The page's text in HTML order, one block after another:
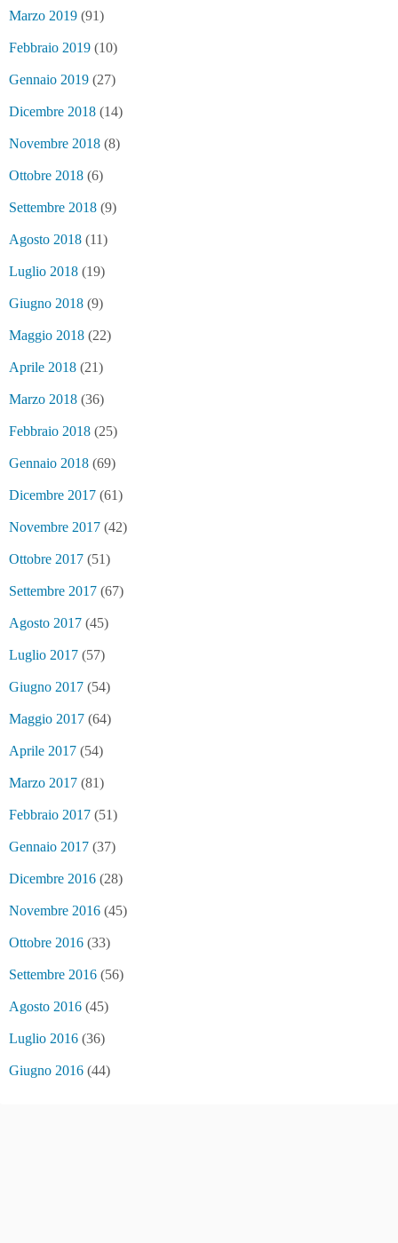
Marzo 2019 (91)
Febbraio 2019 (10)
Gennaio 2019 (27)
Dicembre 2018 (14)
Novembre 2018 (8)
Ottobre 2018 (6)
Settembre 2018 (9)
Agosto 2018 (11)
Luglio 2018 (19)
Giugno 2018 (9)
Maggio 2018 (22)
Aprile 2018 (21)
Marzo 2018 (36)
Febbraio 2018 (25)
Gennaio 2018 (69)
Dicembre 2017 (61)
Novembre 2017 (42)
Ottobre 2017 (51)
Settembre 2017 (67)
Agosto 2017 (45)
Luglio 2017 (57)
Giugno 2017 (54)
Maggio 2017 (64)
Aprile 2017 (54)
Marzo 2017 (81)
Febbraio 2017 (51)
Gennaio 2017 (37)
Dicembre 2016 (28)
Novembre 2016 (45)
Ottobre 2016 (33)
Settembre 2016 (56)
Agosto 2016 (45)
Luglio 2016 (36)
Giugno 2016 (44)